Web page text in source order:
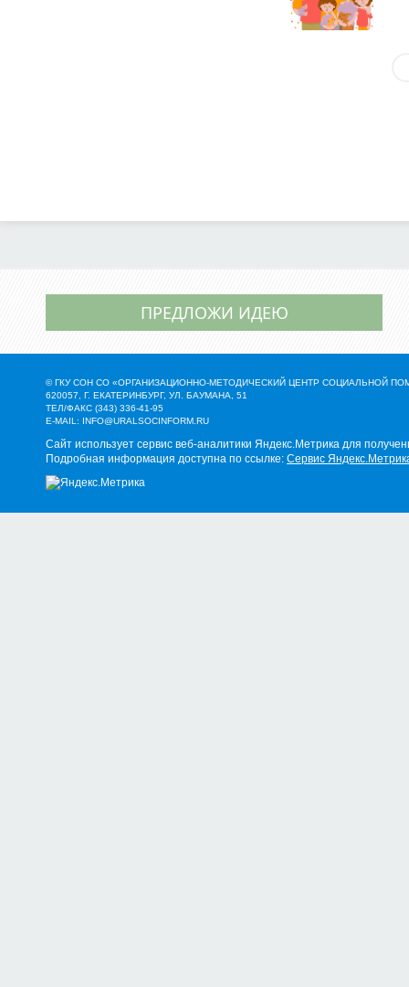
ПРЕДЛОЖИ ИДЕЮ
© ГКУ СОН СО «ОРГАНИЗАЦИОННО-МЕТОДИЧЕСКИЙ ЦЕНТР СОЦИАЛЬНОЙ
620057, Г. ЕКАТЕРИНБУРГ, УЛ. БАУМАНА, 51
ТЕЛ/ФАКС (343) 336-41-95
E-MAIL:
INFO@URALSOCINFORM.RU
Сайт использует сервис веб-аналитики Яндекс.Метрика для
Подробная информация доступна по ссылке: Сервис